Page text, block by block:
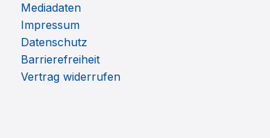
Mediadaten
Impressum
Datenschutz
Barrierefreiheit
Vertrag widerrufen